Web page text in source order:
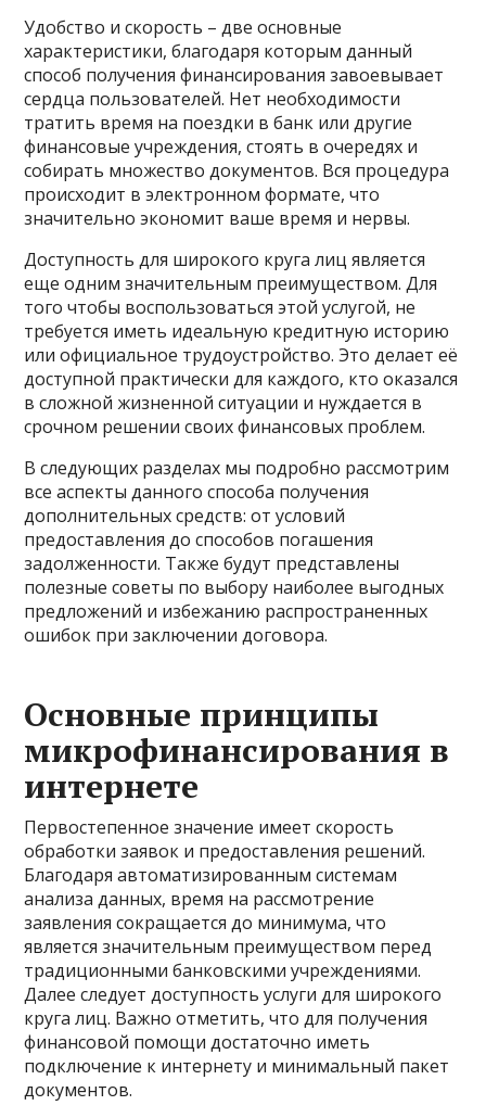
Удобство и скорость – две основные
характеристики, благодаря которым данный
способ получения финансирования завоевывает
сердца пользователей. Нет необходимости
тратить время на поездки в банк или другие
финансовые учреждения, стоять в очередях и
собирать множество документов. Вся процедура
происходит в электронном формате, что
значительно экономит ваше время и нервы.
Доступность для широкого круга лиц является
еще одним значительным преимуществом. Для
того чтобы воспользоваться этой услугой, не
требуется иметь идеальную кредитную историю
или официальное трудоустройство. Это делает её
доступной практически для каждого, кто оказался
в сложной жизненной ситуации и нуждается в
срочном решении своих финансовых проблем.
В следующих разделах мы подробно рассмотрим
все аспекты данного способа получения
дополнительных средств: от условий
предоставления до способов погашения
задолженности. Также будут представлены
полезные советы по выбору наиболее выгодных
предложений и избежанию распространенных
ошибок при заключении договора.
Основные принципы
микрофинансирования в
интернете
Первостепенное значение имеет скорость
обработки заявок и предоставления решений.
Благодаря автоматизированным системам
анализа данных, время на рассмотрение
заявления сокращается до минимума, что
является значительным преимуществом перед
традиционными банковскими учреждениями.
Далее следует доступность услуги для широкого
круга лиц. Важно отметить, что для получения
финансовой помощи достаточно иметь
подключение к интернету и минимальный пакет
документов.